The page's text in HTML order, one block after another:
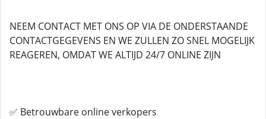
NEEM CONTACT MET ONS OP VIA DE ONDERSTAANDE
CONTACTGEGEVENS EN WE ZULLEN ZO SNEL MOGELIJK
REAGEREN, OMDAT WE ALTIJD 24/7 ONLINE ZIJN
✅ Betrouwbare online verkopers